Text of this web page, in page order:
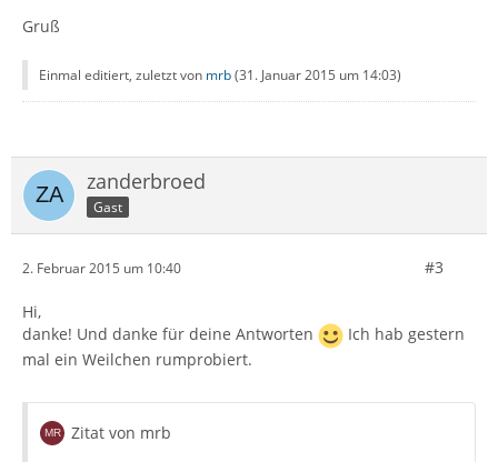
Gruß
Einmal editiert, zuletzt von mrb(31. Januar 2015 um 14:03)
zanderbroed
Gast
2. Februar 2015 um 10:40 #3
Hi,
danke! Und danke für deine Antworten
Ich hab gestern
mal ein Weilchen rumprobiert.
Zitat von mrb